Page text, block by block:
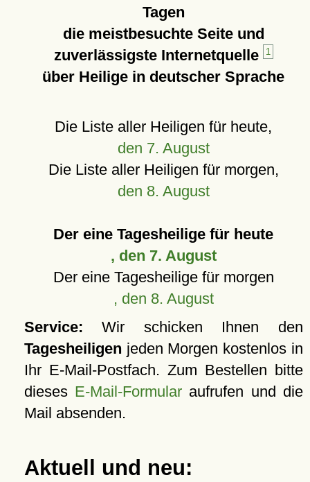
Tagen
die meistbesuchte Seite und
zuverlässigste Internetquelle
1
über Heilige in deutscher Sprache
Die Liste aller Heiligen für heute,
den 7. August
Die Liste aller Heiligen für morgen,
den 8. August
Der eine Tagesheilige für heute
, den 7. August
Der eine Tagesheilige für morgen
, den 8. August
Service: Wir schicken Ihnen den
Tagesheiligen jeden Morgen kostenlos in
Ihr E-Mail-Postfach. Zum Bestellen bitte
dieses E-Mail-Formular aufrufen und die
Mail absenden.
Aktuell und neu: